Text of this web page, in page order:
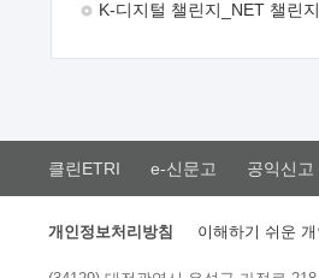
ETRI 창업/연구소기업, 기술이전/
(2 ~ 3년차) 연봉의 40%  추진일
희망기업 신청/접수(2)희망인력-
매칭(3)현장조사/ 선정(심의)(4)
26일 9월초순 9월 중순 10월
클린ETRI e-신문고 공익신고
개인정보처리방침 이해하기 쉬운